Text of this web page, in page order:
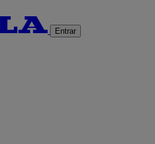
Entrar